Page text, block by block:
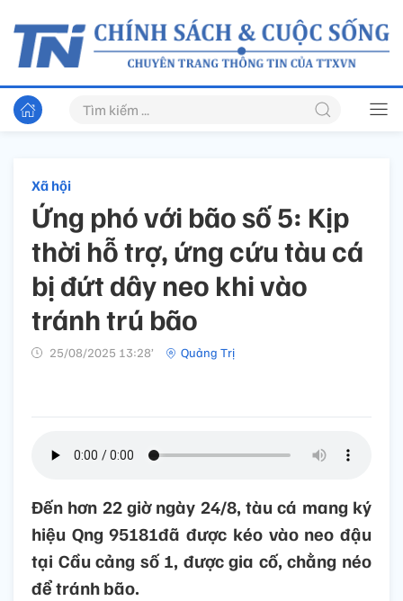
Xã hội
Ứng phó với bão số 5: Kịp
thời hỗ trợ, ứng cứu tàu cá
bị đứt dây neo khi vào
tránh trú bão
25/08/2025 13:28’ Quảng Trị
Đến hơn 22 giờ ngày 24/8, tàu cá mang ký
hiệu Qng 95181đã được kéo vào neo đậu
tại Cầu cảng số 1, được gia cố, chằng néo
để tránh bão.